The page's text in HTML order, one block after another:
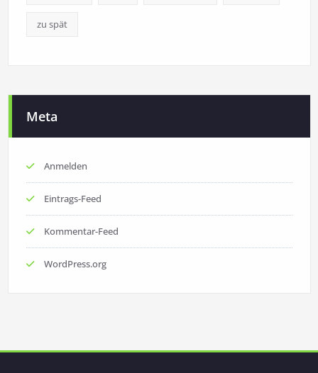
zu spät
Meta
Anmelden
Eintrags-Feed
Kommentar-Feed
WordPress.org